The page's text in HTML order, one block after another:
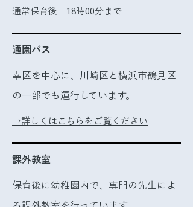
通常保育後 18時00分まで
通園バス
幸区を中心に、川崎区と横浜市鶴見区
の一部でも運行しています。
→詳しくはこちらをご覧ください
課外教室
保育後に幼稚園内で、専門の先生によ